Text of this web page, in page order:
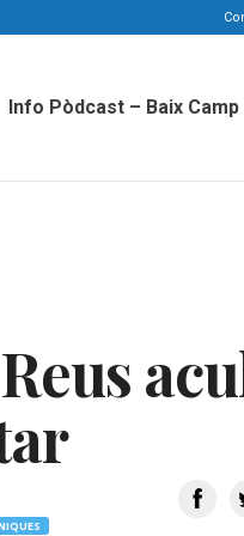
Info Pòdcast – Baix Camp